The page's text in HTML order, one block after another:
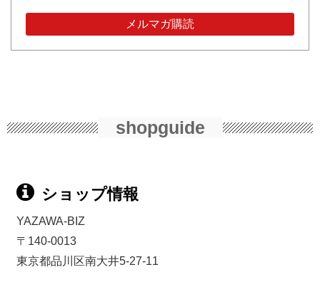
shopguide
ショップ情報
YAZAWA-BIZ
〒140-0013
東京都品川区南大井5-27-11